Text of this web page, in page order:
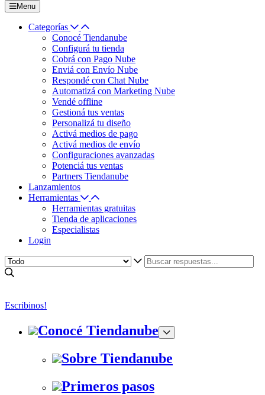
Menu
Categorías
Conocé Tiendanube
Configurá tu tienda
Cobrá con Pago Nube
Enviá con Envío Nube
Respondé con Chat Nube
Automatizá con Marketing Nube
Vendé offline
Gestioná tus ventas
Personalizá tu diseño
Activá medios de pago
Activá medios de envío
Configuraciones avanzadas
Potenciá tus ventas
Partners Tiendanube
Lanzamientos
Herramientas
Herramientas gratuitas
Tienda de aplicaciones
Especialistas
Login
Escribinos!
Conocé Tiendanube
Sobre Tiendanube
Primeros pasos